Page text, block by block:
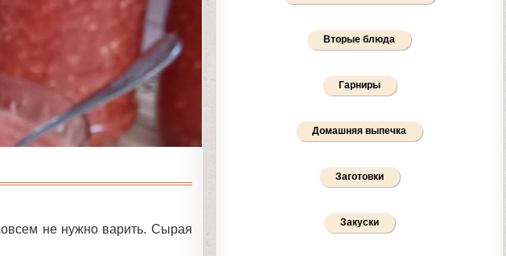
не нужно варить. Сырая
Вторые блюда
Гарниры
Домашняя выпечка
Заготовки
Закуски